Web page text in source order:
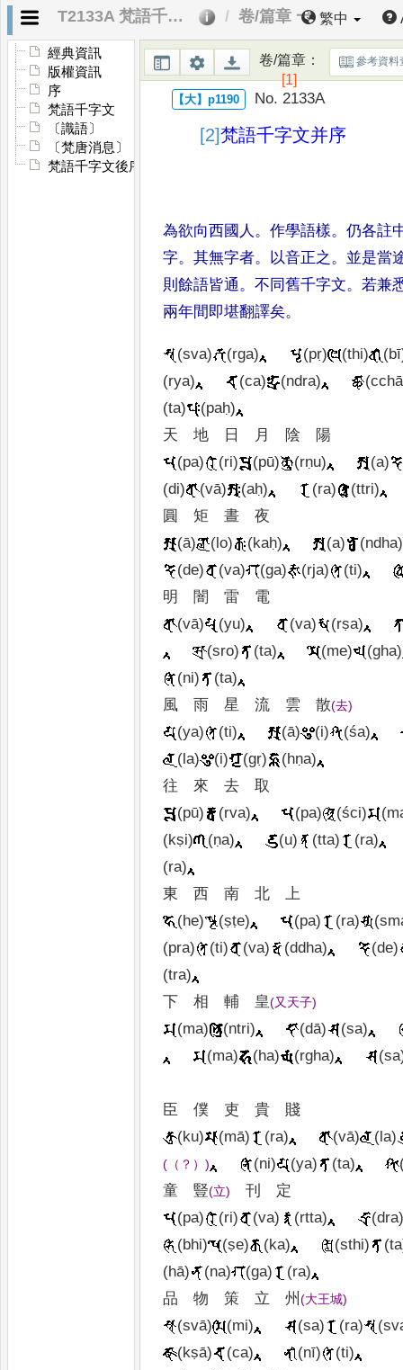
T2133A 梵語千字文 卷/篇章 一 繁中
經典資訊
版權資訊
序
梵語千字文
〔識語〕
〔梵唐消息〕
梵語千字文後序
卷/篇章：
[1]
參考資料
No. 2133A
[2]梵語千字文并序
為欲向西國人 。作學語樣。仍各註
字。其無字者。 以音正之。 並是當
則餘語皆通。不同舊千字文。若兼
兩年間即堪翻譯矣。
(sva) (rga) (pṛ) (thi)
(rya)
(ca) (ndra)
(ta)
(paḥ)
天
地 日 月
陰 陽
(pa)
(ri) (pū) (rṇu)
(a)
(di)
(vā) (aḥ) (ra)
(ttri)
圓
矩 晝
夜
(ā)
(lo) (kaḥ) (a)
(ndha)
(de)
(va) (ga) (rja)
(ti)
明
闇 雷
電
(vā)
(yu) (va)
(rṣa)
(sro)
(ta) (me)
(gha)
(ni)
(ta)
風
雨 星 流 雲 散(去)
(ya) (ti) (ā) (i)
(śa)
(la)
(i) (gṛ)
(hṇa)
往
來 去
取
(pū)
(rva) (pa) (ści)
(kṣi)
(ṇa) (u) (tta)
(ra)
(ra)
東
西 南 北
上
(he)
(ṣṭe) (pa) (ra)
(pra)
(ti) (va) (ddha)
(de)
(tra)
下
相 輔 皇(又天子)
(ma) (ntri) (dā)
(sa)
(ma)
(ha) (rgha)
臣 僕 吏 貴
賤
(ku)
(mā) (ra) (vā) (la)
( （ ？ ）) (ni) (ya) (ta)
童
豎(立) 刊
定
(pa)
(ri) (va) (rtta)
(bhi)
(ṣe) (ka) (sthi)
(hā)
(na) (ga)
(ra)
品
物 策 立 州(大王城)
(svā) (mi) (sa) (ra)
(kṣā)
(ca) (nī)
(ti)